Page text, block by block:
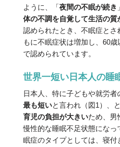
ように、「夜間の不眠が続き
体の不調を自覚して生活の質
認められたとき、不眠症とさ
もに不眠症状は増加し、60
で認められています。
世界一短い日本人の睡
日本人、特に子どもや就労者
最も短いと言われ（図1）、
育児の負担が大きいため、男
慢性的な睡眠不足状態になっ
眠症のタイプとしては、寝付